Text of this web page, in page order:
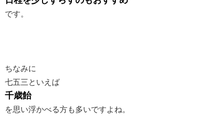
です。
ちなみに
七五三といえば
千歳飴
を思い浮かべる方も多いですよね。